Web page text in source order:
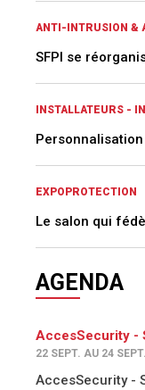
ANTI-INTRUSION &
SFPI se
INSTALLATEURS -
EXPOPROTECTION
Le salon qui
AGENDA
AccesSecurity -
22 SEPT. AU 24
AccesSecurity -